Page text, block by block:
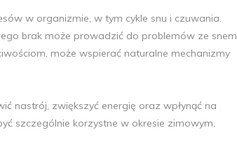
w organizmie, w tym cykle snu i czuwania.
brak może prowadzić do problemów ze snem
może wspierać naturalne mechanizmy
nastrój, zwiększyć energię oraz wpłynąć na
szczególnie korzystne w okresie zimowym,